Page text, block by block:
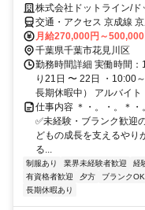
株式会社ドットライン/ド
発達支援) 幕張第1教室
交通・アクセス 京成線
月給270,000円～
千葉県千葉市花見川区
勤務時間詳細 実働時間
り21日 〜 22日 ・10:00
長期休暇中） アルバイト
仕事内容 ＊・。・。＊
✅未経験・ブランク歓迎
どもの成長を支えるやり
る...
制服あり 業界未経験者歓迎 経
有資格者歓迎
夕方 ブランクOK
長期休暇あり